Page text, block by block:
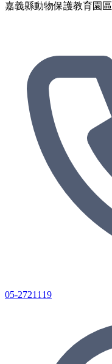
嘉義縣動物保護教育園區
05-2721119